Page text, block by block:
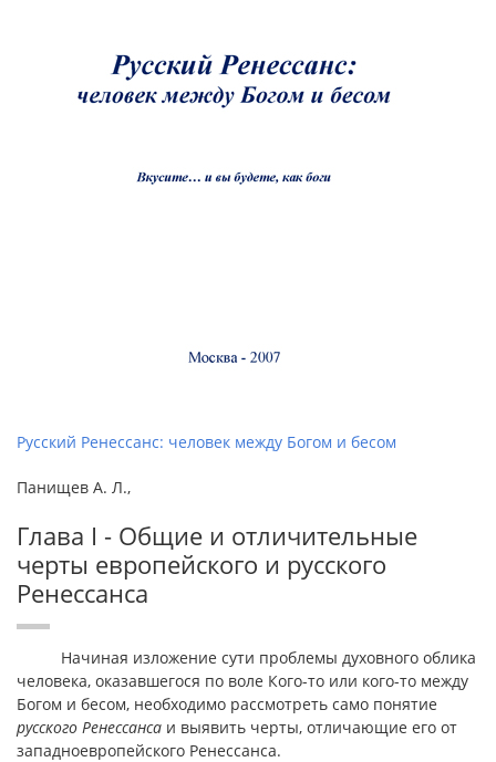
Русский Ренессанс: человек между Богом и бесом
Панищев А. Л.,
Глава I - Общие и отличительные
черты европейского и русского
Ренессанса
Начиная изложение сути проблемы духовного облика
человека, оказавшегося по воле Кого-то или кого-то между
Богом и бесом, необходимо рассмотреть само понятие
русского Ренессанса и выявить черты, отличающие его от
западноевропейского Ренессанса.